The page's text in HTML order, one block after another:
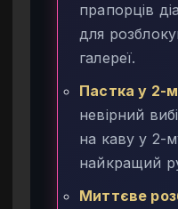
прапорців
для
галереї.
Пастка у 2-
невірний
на каву у 2-
найкращий
Миттєве